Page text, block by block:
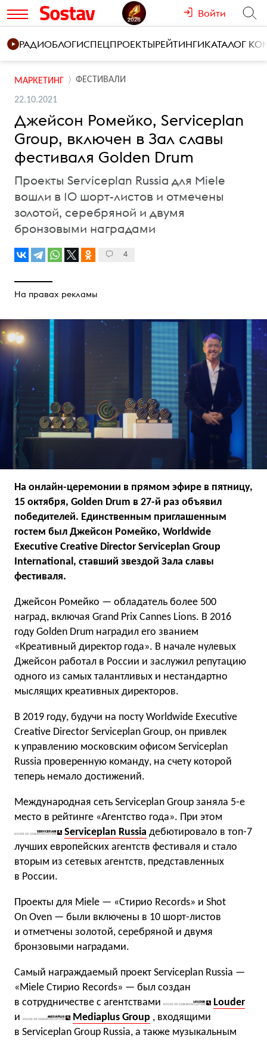
Войти
РАДИОБЛОГИСПЕЦПРОЕКТЫРЕЙТИНГИКАТАЛОГ
МАРКЕТИНГ ФЕСТИВАЛИ
22.10.2021
Джейсон Ромейко, Serviceplan
Group, включен в Зал славы
фестиваля Golden Drum
Проекты Serviceplan Russia для Miele
вошли в 10 шорт-листов и отмечены
золотой, серебряной и двумя
бронзовыми наградами
4
На правах рекламы
На онлайн-церемонии в прямом эфире в пятницу,
15 октября, Golden Drum в 27-й раз объявил
победителей. Единственным приглашенным
гостем был Джейсон Ромейко, Worldwide
Executive Creative Director Serviceplan Group
International, ставший звездой Зала славы
фестиваля.
Джейсон Ромейко — обладатель более 500
наград, включая Grand Prix Cannes Lions. В 2016
году Golden Drum наградил его званием
«Креативный директор года». В начале нулевых
Джейсон работал в России и заслужил репутацию
одного из самых талантливых и нестандартно
мыслящих креативных директоров.
В 2019 году, будучи на посту Worldwide Executive
Creative Director Serviceplan Group, он привлек
к управлению московским офисом Serviceplan
Russia проверенную команду, на счету которой
теперь немало достижений.
Международная сеть Serviceplan Group заняла 5-е
место в рейтинге «Агентство года». При этом
Serviceplan Russia дебютировало в топ-7
лучших европейских агентств фестиваля и стало
вторым из сетевых агентств, представленных
в России.
Проекты для Miele — «Стирио Records» и Shot
On Oven — были включены в 10 шорт-листов
и отметчены золотой, серебряной и двумя
бронзовыми наградами.
Самый награждаемый проект Serviceplan Russia —
«Miele Стирио Records» — был создан
в сотрудничестве с агентствами
Louder
и
Mediaplus Group , входящими
в Serviceplan Group Russia, а также музыкальным